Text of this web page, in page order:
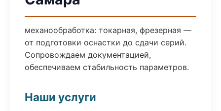
механообработка: токарная, фрезерная —
от подготовки оснастки до сдачи серий.
Сопровождаем документацией,
обеспечиваем стабильность параметров.
Наши услуги